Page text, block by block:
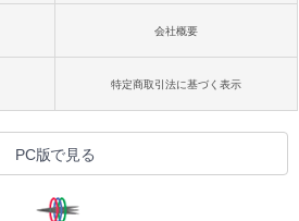
会社概要
特定商取引法に基づく表示
PC版で見る